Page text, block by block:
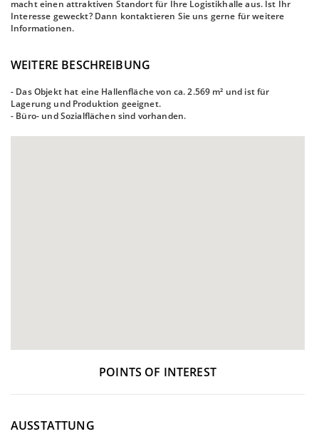
macht einen attraktiven Standort für Ihre Logistikhalle aus. Ist Ihr
Interesse geweckt? Dann kontaktieren Sie uns gerne für weitere
Informationen.
WEITERE BESCHREIBUNG
- Das Objekt hat eine Hallenfläche von ca. 2.569 m² und ist für
Lagerung und Produktion geeignet.
- Büro- und Sozialflächen sind vorhanden.
POINTS OF INTEREST
AUSSTATTUNG